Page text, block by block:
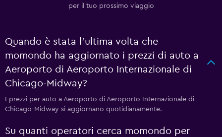
per il tuo prossimo viaggio
Quando è stata l'ultima volta che
momondo ha aggiornato i prezzi di auto a
Aeroporto di Aeroporto Internazionale di
Chicago-Midway?
I prezzi per auto a Aeroporto di Aeroporto Internazionale di
Chicago-Midway si aggiornano quotidianamente.
Su quanti operatori cerca momondo per